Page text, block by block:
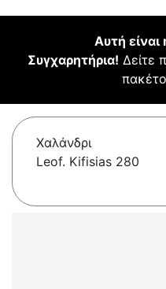
Αυτή είναι
Συγχαρητήρια! Δείτε
Χαλάνδρι
Leof. Kifisias 280